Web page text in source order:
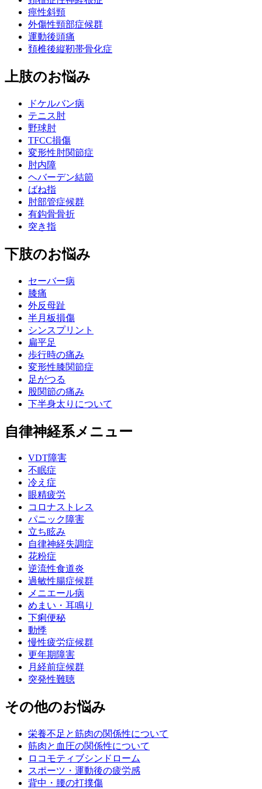
痙性斜頸
外傷性頸部症候群
運動後頭痛
頚椎後縦靭帯骨化症
上肢のお悩み
ドケルバン病
テニス肘
野球肘
TFCC損傷
変形性肘関節症
肘内障
ヘバーデン結節
ばね指
肘部管症候群
有鈎骨骨折
突き指
下肢のお悩み
セーバー病
膝痛
外反母趾
半月板損傷
シンスプリント
扁平足
歩行時の痛み
変形性膝関節症
足がつる
股関節の痛み
下半身太りについて
自律神経系メニュー
VDT障害
不眠症
冷え症
眼精疲労
コロナストレス
パニック障害
立ち眩み
自律神経失調症
花粉症
逆流性食道炎
過敏性腸症候群
メニエール病
めまい・耳鳴り
下痢便秘
動悸
慢性疲労症候群
更年期障害
月経前症候群
突発性難聴
その他のお悩み
栄養不足と筋肉の関係性について
筋肉と血圧の関係性について
ロコモティブシンドローム
スポーツ・運動後の疲労感
背中・腰の打撲傷